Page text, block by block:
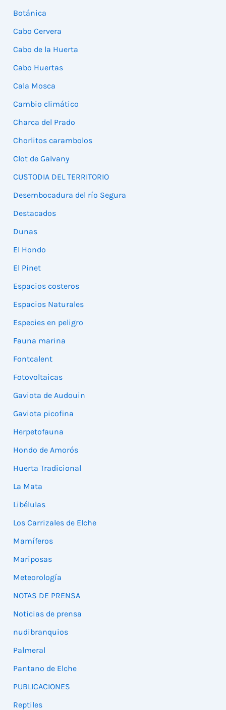
Botánica
Cabo Cervera
Cabo de la Huerta
Cabo Huertas
Cala Mosca
Cambio climático
Charca del Prado
Chorlitos carambolos
Clot de Galvany
CUSTODIA DEL TERRITORIO
Desembocadura del río Segura
Destacados
Dunas
El Hondo
El Pinet
Espacios costeros
Espacios Naturales
Especies en peligro
Fauna marina
Fontcalent
Fotovoltaicas
Gaviota de Audouin
Gaviota picofina
Herpetofauna
Hondo de Amorós
Huerta Tradicional
La Mata
Libélulas
Los Carrizales de Elche
Mamíferos
Mariposas
Meteorología
NOTAS DE PRENSA
Noticias de prensa
nudibranquios
Palmeral
Pantano de Elche
PUBLICACIONES
Reptiles